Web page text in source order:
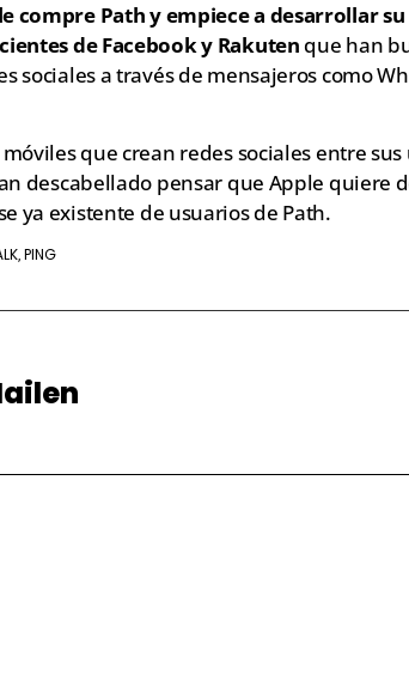
compre Path y empiece a desarrollar
de Facebook y Rakuten que han
sociales a través de mensajeros como
que crean redes sociales entre
descabellado pensar que Apple quiere
ya existente de usuarios de Path.
, PING